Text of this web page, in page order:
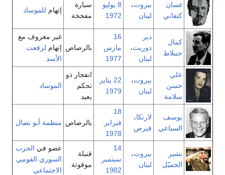
غسان
كنفاني
بيروت،
لبنان
8 يوليو
1972
سيارة
مفخخة
إتهام للموساد
كمال
جنبلاط
دير
دوريت،
لبنان
16
مارس
1977
بالرصاص
غير معروف مع
إتهام لرفعت
الأسد
علي
حسن
سلامة
بيروت،
لبنان
22 يناير
1979
انفجار ذو
تحكم
بعيد
الموساد
يوسف
السباعي
لارنكا،
قبرص
18
فبراير
1978
بالرصاص منظمة أبو نضال
بشير
الجميّل
بيروت،
لبنان
14
سبتمبر
1982
قنبلة
موقوتة
عضو في الحزب
السوري القومي
الاجتماعي